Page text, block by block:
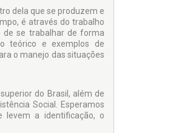
dela que se produzem e
é através do trabalho
de se trabalhar de forma
teórico e exemplos de
o manejo das situações
do Brasil, além de
Social. Esperamos
levem a identificação, o